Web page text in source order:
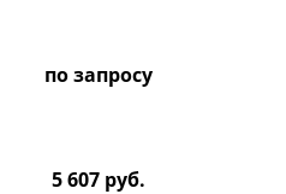
по запросу
5 607 руб.